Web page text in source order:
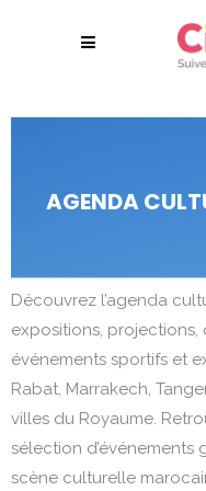
AGENDA
Découvrez l’agenda
expositions,
événements sportifs et
Rabat, Marrakech,
villes du Royaume.
sélection
scène culturelle